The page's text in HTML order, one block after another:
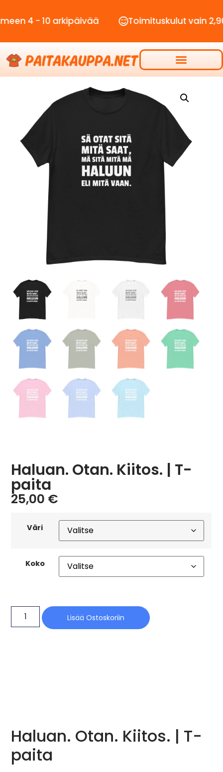
- 10 arkipäivää Toimituskulut vain 2,90€
Haluan. Otan. Kiitos. | T-
paita
25,00 €
Väri
Koko
Lisää Ostoskoriin
Haluan. Otan. Kiitos. | T-
paita